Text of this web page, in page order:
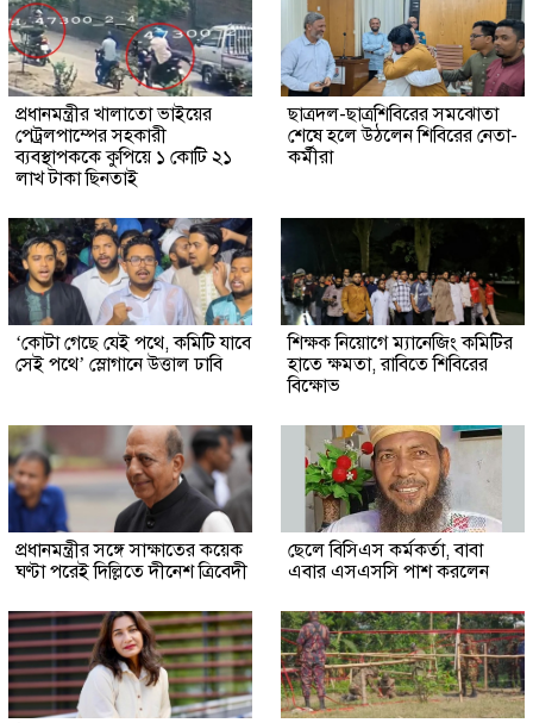
প্রধানমন্ত্রীর খালাতো ভাইয়ের
পেট্রলপাম্পের সহকারী
ব্যবস্থাপককে কুপিয়ে ১ কোটি ২১
লাখ টাকা ছিনতাই
ছাত্রদল-ছাত্রশিবিরের সমঝোতা
শেষে হলে উঠলেন শিবিরের নেতা-
কর্মীরা
‘কোটা গেছে যেই পথে, কমিটি যাবে
সেই পথে’ স্লোগানে উত্তাল ঢাবি
শিক্ষক নিয়োগে ম্যানেজিং কমিটির
হাতে ক্ষমতা, রাবিতে শিবিরের
বিক্ষোভ
প্রধানমন্ত্রীর সঙ্গে সাক্ষাতের কয়েক
ঘণ্টা পরেই দিল্লিতে দীনেশ ত্রিবেদী
ছেলে বিসিএস কর্মকর্তা, বাবা
এবার এসএসসি পাশ করলেন